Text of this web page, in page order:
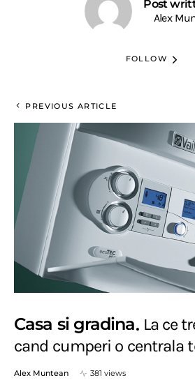
Post
Alex
FOLLOW
PREVIOUS ARTICLE
Casa si gradina La ce
cand cumperi o centrala
Alex Muntean 381 views